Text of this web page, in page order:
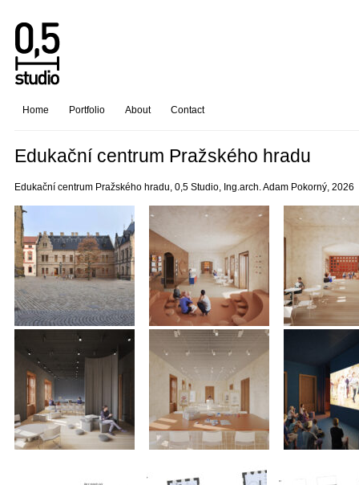
Home Portfolio About Contact
Edukační centrum Pražského hradu
Edukační centrum Pražského hradu, 0,5 Studio, Ing.arch. Adam Pokorný, 2026